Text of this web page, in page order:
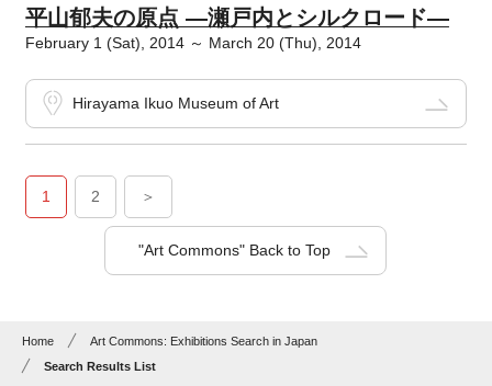
平山郁夫の原点 ―瀬戸内とシルクロード―
February 1 (Sat), 2014 ～ March 20 (Thu), 2014
Hirayama Ikuo Museum of Art
1 2 ＞
"Art Commons" Back to Top
Home
Art Commons: Exhibitions Search in Japan
Search Results List